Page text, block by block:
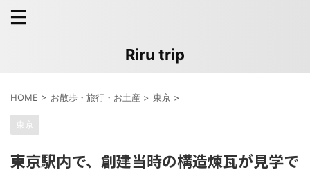
Riru trip
HOME > お散歩・旅行・お土産 > 東京 >
東京
東京駅内で、創建当時の構造煉瓦が見学で